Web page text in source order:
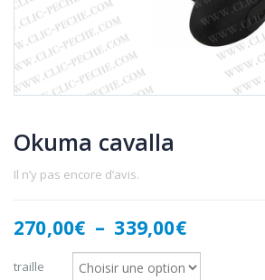
Okuma cavalla
Il n’y pas encore d’avis.
270,00€ – 339,00€Plage
de
prix :
traille